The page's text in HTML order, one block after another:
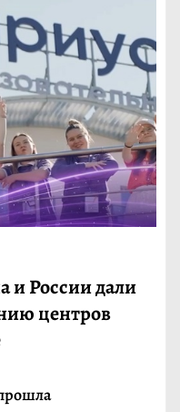
и России дали
центров